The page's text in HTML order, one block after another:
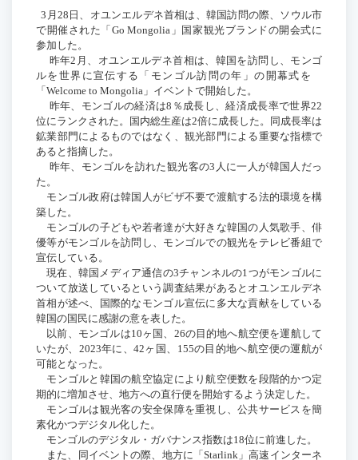
3 月 28 日、オユンエルデネ首相は、韓国訪問の際、ソウル市
で開催された「 Go Mongolia 」国家観光ブランドの開会式に
参加した。
昨年2 月、オユンエルデネ首相は、韓国を訪問し、モンゴ
ルを世界に宣伝する「モンゴル訪問の年」の開幕式を
「 Welcome to Mongolia 」イベントで開始した。
昨年、モンゴルの経済は8 ％成長し、経済成長率で世界22
位にランクされた。国内総生産は2倍に成長した。同成長率は
鉱業部門によるものではなく、観光部門による重要な指標で
あると指摘した。
昨年、モンゴルを訪れた観光客の3 人に一人が韓国人だっ
た。
モンゴル政府は韓国人がビザ不要で渡航する法的環境を構
築した。
モンゴルの子どもや若者達が大好きな韓国の人気歌手、俳
優等がモンゴルを訪問し、モンゴルでの観光をテレビ番組で
宣伝している。
現在、韓国メディア通信の3チャンネルの1つがモンゴルに
ついて放送しているという調査結果があるとオユンエルデネ
首相が述べ、国際的なモンゴル宣伝に多大な貢献をしている
韓国の国民に感謝の意を表した。
以前、モンゴルは10ヶ国、 26の目的地へ航空便を運航して
いたが、 2023年に、 42ヶ国、 155の目的地へ航空便の運航が
可能となった。
モンゴルと韓国の航空協定により航空便数を段階的かつ定
期的に増加させ、地方への直行便を開始するよう決定した。
モンゴルは観光客の安全保障を重視し、公共サービスを簡
素化かつデジタル化した。
モンゴルのデジタル・ガバナンス指数は18位に前進した。
また、同イベントの際、地方に「 Starlink 」高速インターネ